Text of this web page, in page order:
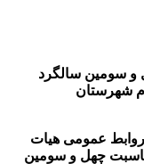
و سومین سالگرد
شهرستان
عمومی هیات
چهل و سومین